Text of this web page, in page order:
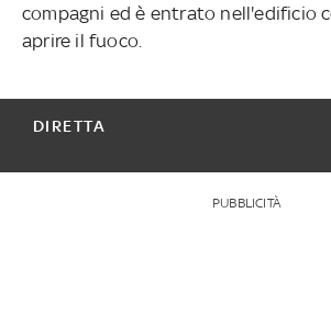
compagni ed è entrato nell'edificio
aprire il fuoco.
DIRETTA
PUBBLICITÀ